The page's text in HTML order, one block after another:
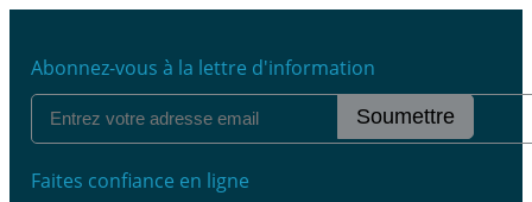
Abonnez-vous à la lettre d'information
Soumettre
Faites confiance en ligne